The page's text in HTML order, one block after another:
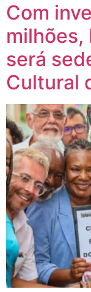
Com
milhões,
será
Cultural